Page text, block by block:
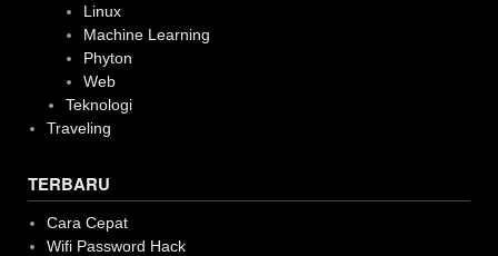
Linux
Machine Learning
Phyton
Web
Teknologi
Traveling
TERBARU
Cara Cepat
Wifi Password Hack